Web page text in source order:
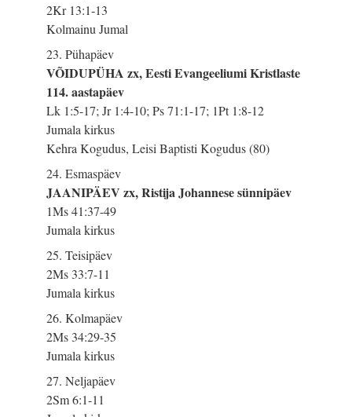
2Kr 13:1-13
Kolmainu Jumal
23. Pühapäev
VÕIDUPÜHA zx, Eesti Evangeeliumi Kristlaste
114. aastapäev
Lk 1:5-17; Jr 1:4-10; Ps 71:1-17; 1Pt 1:8-12
Jumala kirkus
Kehra Kogudus, Leisi Baptisti Kogudus (80)
24. Esmaspäev
JAANIPÄEV zx, Ristija Johannese sünnipäev
1Ms 41:37-49
Jumala kirkus
25. Teisipäev
2Ms 33:7-11
Jumala kirkus
26. Kolmapäev
2Ms 34:29-35
Jumala kirkus
27. Neljapäev
2Sm 6:1-11